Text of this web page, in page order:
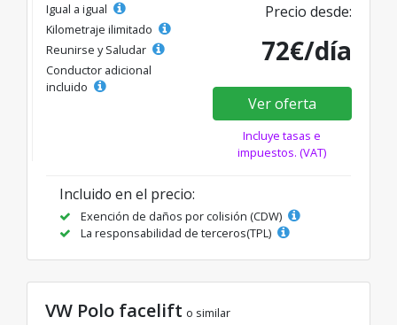
Igual a igual
Kilometraje ilimitado
Reunirse y Saludar
Conductor adicional
incluido
Precio desde:
72€/día
Ver oferta
Incluye tasas e
impuestos. (VAT)
Incluido en el precio:
Exención de daños por colisión (CDW)
La responsabilidad de terceros(TPL)
VW Polo facelift o similar